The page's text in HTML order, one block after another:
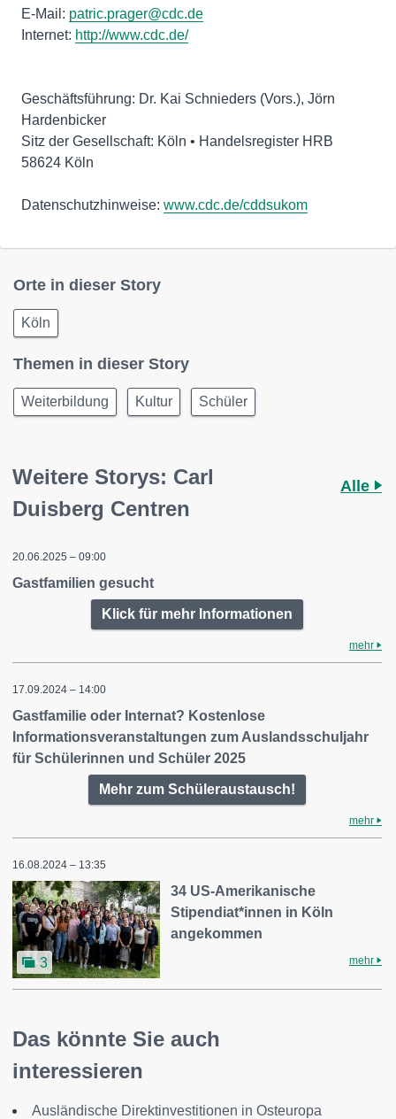
E-Mail: patric.prager@cdc.de
Internet: http://www.cdc.de/
Geschäftsführung: Dr. Kai Schnieders (Vors.), Jörn
Hardenbicker
Sitz der Gesellschaft: Köln • Handelsregister HRB
58624 Köln
Datenschutzhinweise: www.cdc.de/cddsukom
Orte in dieser Story
Köln
Themen in dieser Story
Weiterbildung Kultur Schüler
Weitere Storys: Carl
Duisberg Centren
Alle
20.06.2025 – 09:00
Gastfamilien gesucht
Klick für mehr Informationen
mehr
17.09.2024 – 14:00
Gastfamilie oder Internat? Kostenlose
Informationsveranstaltungen zum Auslandsschuljahr
für Schülerinnen und Schüler 2025
Mehr zum Schüleraustausch!
mehr
16.08.2024 – 13:35
3
34 US-Amerikanische
Stipendiat*innen in Köln
angekommen
mehr
Das könnte Sie auch
interessieren
Ausländische Direktinvestitionen in Osteuropa